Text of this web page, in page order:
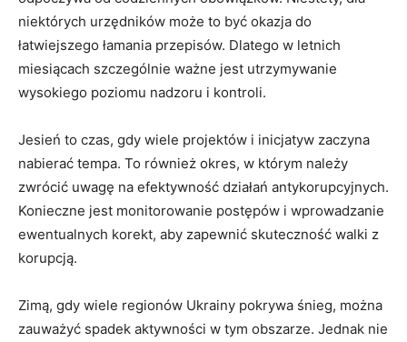
niektórych urzędników⁤ może to być okazja do
łatwiejszego łamania ​przepisów.​ Dlatego w letnich
miesiącach szczególnie ważne jest utrzymywanie
wysokiego poziomu ⁤nadzoru i kontroli.
Jesień to ⁢czas, gdy⁤ wiele projektów i inicjatyw ​zaczyna
nabierać tempa. To również okres, w którym należy⁤
zwrócić⁤ uwagę na‍ efektywność działań antykorupcyjnych.
Konieczne jest monitorowanie ⁤postępów i wprowadzanie
ewentualnych ⁤korekt, aby zapewnić skuteczność⁤ walki z
korupcją.
Zimą, gdy ⁢wiele regionów‌ Ukrainy pokrywa‍ śnieg, można
zauważyć spadek aktywności‌ w tym obszarze. ⁤Jednak ⁣nie⁣